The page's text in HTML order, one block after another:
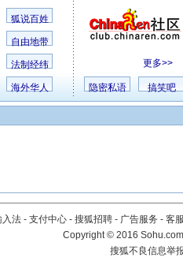
狐说百姓
自由地带
法制经纬
海外华人
更多>>
隐密私语 搞笑吧
入法 - 支付中心 - 搜狐招聘 - 广告服务 - 客
Copyright©2016
搜狐不良信息举